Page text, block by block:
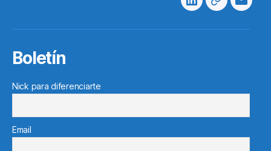
LinkedinTelegram
Boletín
Nick para diferenciarte
Email